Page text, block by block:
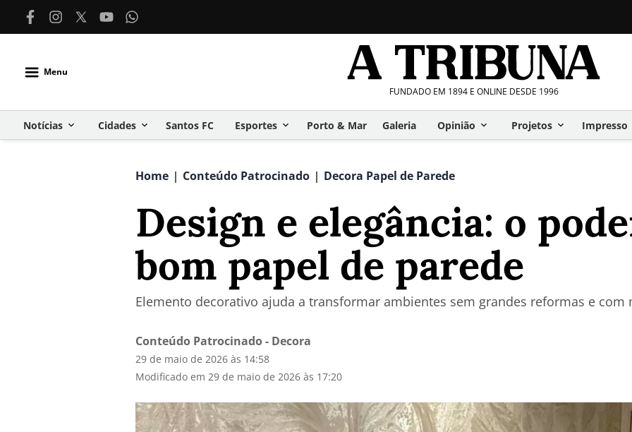
Menu
FUNDADO EM 1894 E ONLINE DESDE 1996
Notícias Cidades Santos FC Esportes Porto & Mar Galeria Opinião Projetos Impresso
Home | Conteúdo Patrocinado | Decora Papel de Parede
Design e elegância: o
bom papel de parede
Elemento decorativo ajuda a transformar ambientes sem grandes reformas e
Conteúdo Patrocinado - Decora
29 de maio de 2026 às 14:58
Modificado em 29 de maio de 2026 às 17:20